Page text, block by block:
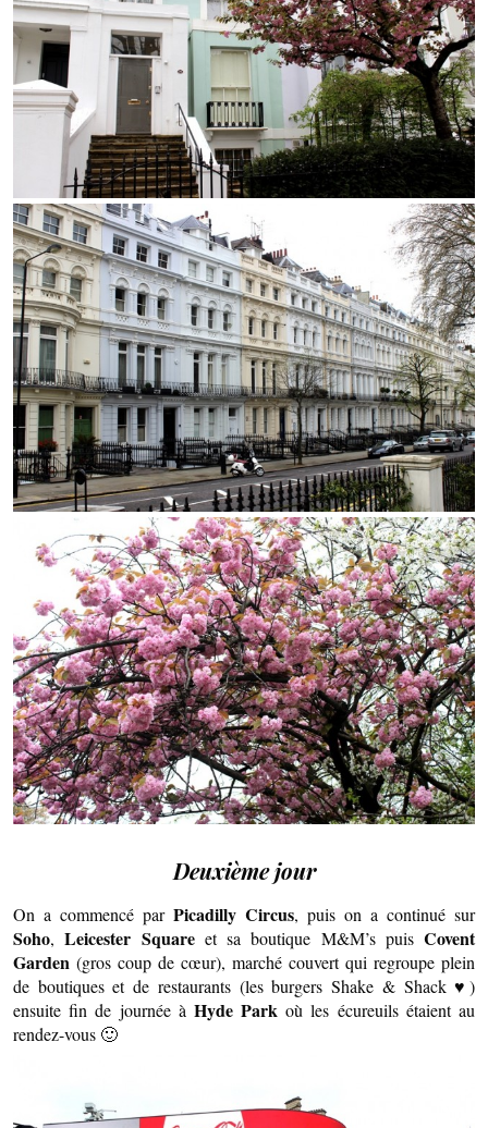
Deuxième jour
On a commencé par Picadilly Circus, puis on a continué sur
Soho,Leicester Squareet sa boutique M&M’s puis Covent
Garden (gros coup de cœur), marché couvert qui regroupe plein
de boutiques et de restaurants (les burgers Shake & Shack ♥)
ensuite fin de journée à Hyde Park où les écureuils étaient au
rendez-vous 🙂